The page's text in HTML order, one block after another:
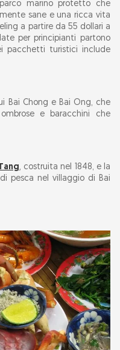
marino protetto che
sane e una ricca vita
a partire da 55 dollari a
per principianti partono
pacchetti turistici include
Bai Chong e Bai Ong, che
e baracchini che
, costruita nel 1848, e la
pesca nel villaggio di Bai